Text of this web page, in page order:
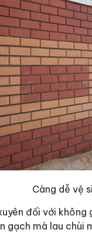
Càng dễ vệ
đối với
gạch mà lau